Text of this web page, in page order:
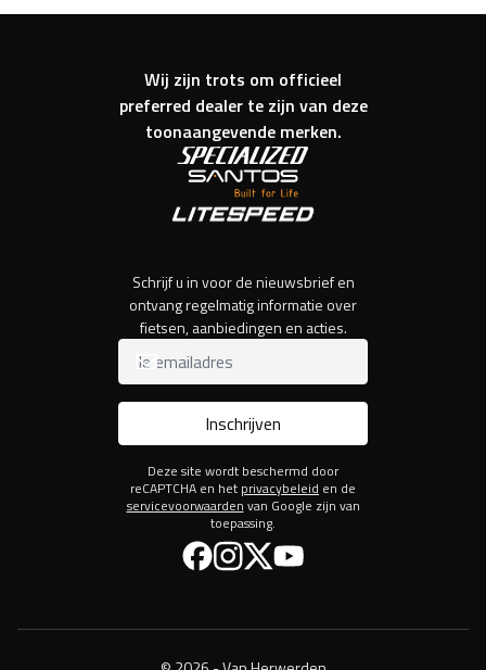
Wij zijn trots om officieel
preferred dealer te zijn van deze
toonaangevende merken.
Schrijf u in voor de nieuwsbrief en
ontvang regelmatig informatie over
fietsen, aanbiedingen en acties.
Inschrijven
Deze site wordt beschermd door
reCAPTCHA en het privacybeleid en de
servicevoorwaarden van Google zijn van
toepassing.
FacebookInstagram
TwitterYouTube